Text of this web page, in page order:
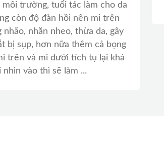
môi trường, tuổi tác làm cho da
còn độ đàn hồi nên mi trên
nhão, nhăn nheo, thừa da, gây
bị sụp, hơn nữa thêm cả bọng
trên và mi dưới tích tụ lại khá
nhìn vào thì sẽ làm ...